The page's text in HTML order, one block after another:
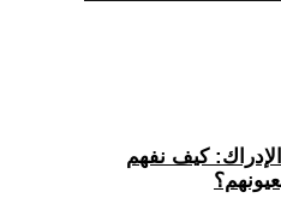
كيف نفهم